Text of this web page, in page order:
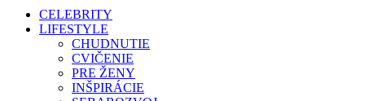
CELEBRITY
LIFESTYLE
CHUDNUTIE
CVIČENIE
PRE ŽENY
INŠPIRÁCIE